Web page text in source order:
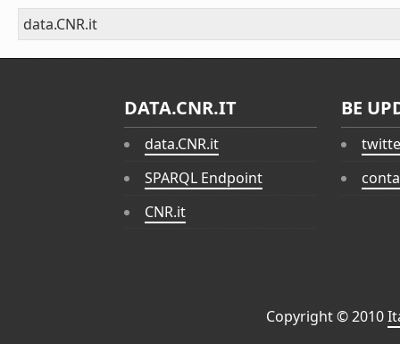
data.CNR.it
DATA.CNR.IT
data.CNR.it
SPARQL Endpoint
CNR.it
BE
Copyright © 2010